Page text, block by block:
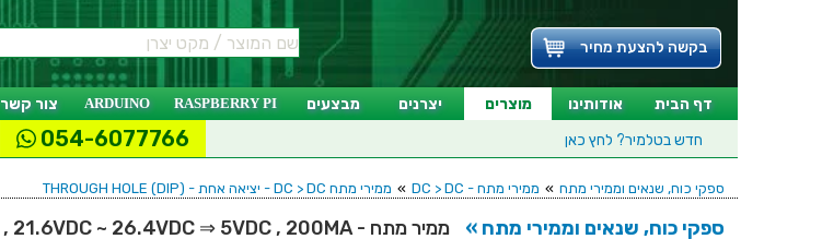
בקשה להצעת מחיר
דף הבית אודותינו מוצרים יצרנים מבצעים RASPBERRY PI
ARDUINO צור קשר
חדש בטלמיר? לחץ כאן 054-6077766
ספקי כוח, שנאים וממירי מתח » ממירי מתח - DC > DC » ממירי מתח DC > DC - יציאה אחת - (THROUGH HOLE (DIP
ספקי כוח, שנאים וממירי מתח » ממיר מתח - 1W , 21.6VDC ~ 26.4VDC ⇒ 5VDC , 200MA